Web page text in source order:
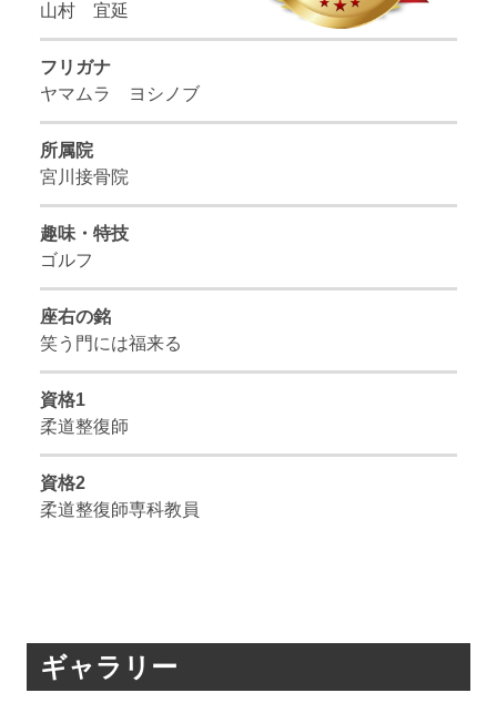
山村 宜延
フリガナ
ヤマムラ ヨシノブ
所属院
宮川接骨院
趣味・特技
ゴルフ
座右の銘
笑う門には福来る
資格1
柔道整復師
資格2
柔道整復師専科教員
ギャラリー